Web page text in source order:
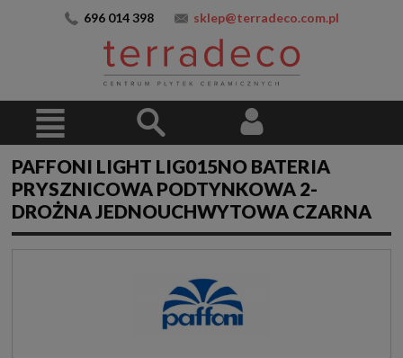
696 014 398 sklep@terradeco.com.pl
PAFFONI LIGHT LIG015NO BATERIA
PRYSZNICOWA PODTYNKOWA 2-
DROŻNA JEDNOUCHWYTOWA CZARNA